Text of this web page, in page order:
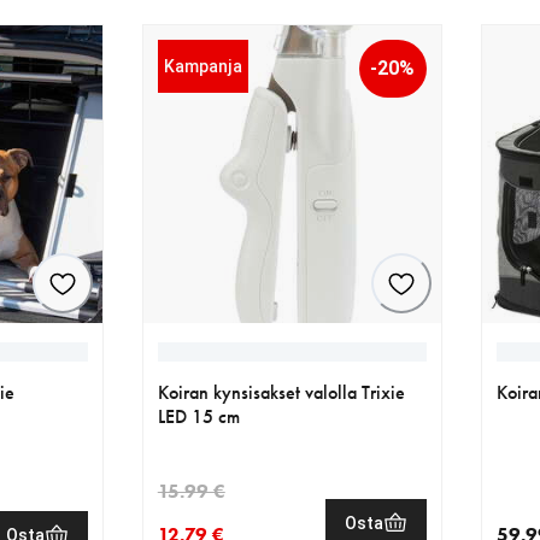
Osta
Kampanja -20%
Koiran kynsisakset valolla Trixie
LED 15 cm
12.79 €
15.99 €
Osta